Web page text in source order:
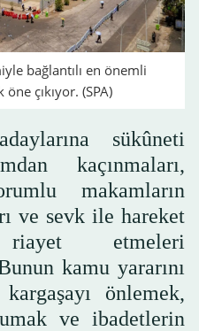
bağlantılı en önemli
çıkıyor. (SPA)
sükûneti
kaçınmaları,
makamların
ve sevk ile hareket
riayet etmeleri
kamu yararını
önlemek,
ve ibadetlerin